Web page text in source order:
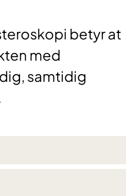
betyr at
med
samtidig